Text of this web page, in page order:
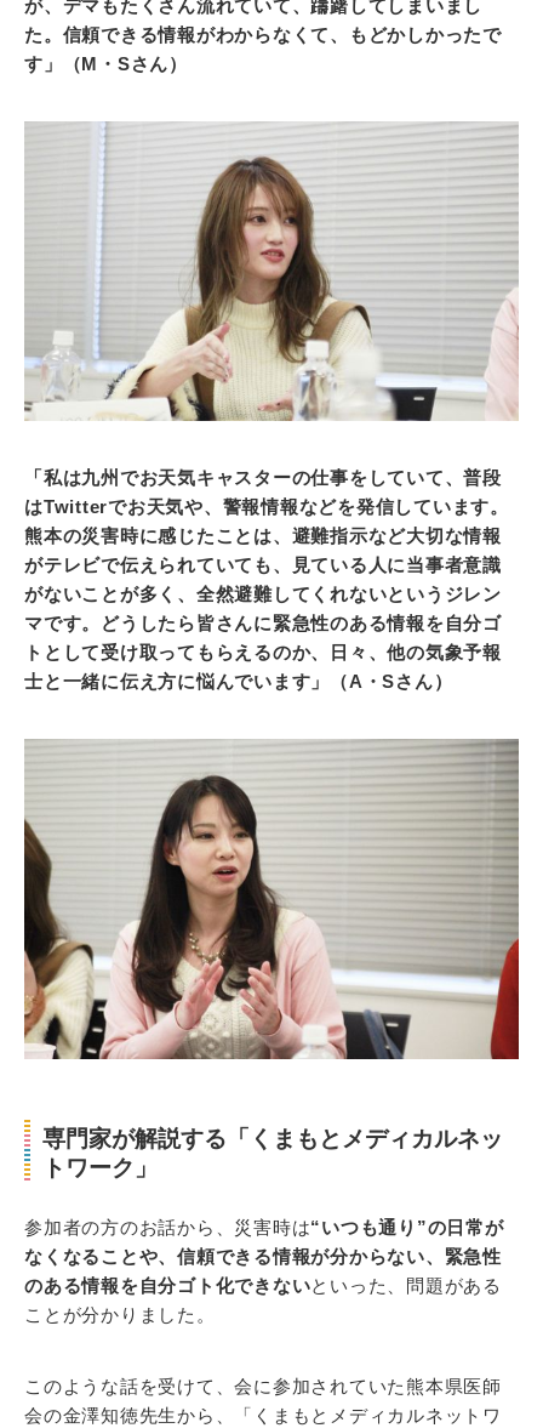
が、デマもたくさん流れていて、躊躇してしまいまし
た。信頼できる情報がわからなくて、もどかしかったで
す」（M・Sさん）
「私は九州でお天気キャスターの仕事をしていて、普段
はTwitterでお天気や、警報情報などを発信しています。
熊本の災害時に感じたことは、避難指示など大切な情報
がテレビで伝えられていても、見ている人に当事者意識
がないことが多く、全然避難してくれないというジレン
マです。どうしたら皆さんに緊急性のある情報を自分ゴ
トとして受け取ってもらえるのか、日々、他の気象予報
士と一緒に伝え方に悩んでいます」（A・Sさん）
専門家が解説する「くまもとメディカルネッ
トワーク」
参加者の方のお話から、災害時は“いつも通り”の日常が
なくなることや、信頼できる情報が分からない、緊急性
のある情報を自分ゴト化できないといった、問題がある
ことが分かりました。
このような話を受けて、会に参加されていた熊本県医師
会の金澤知徳先生から、「くまもとメディカルネットワ